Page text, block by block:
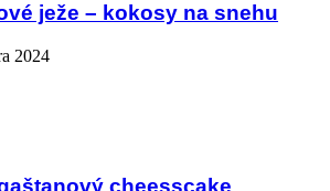
ježe – kokosy na snehu
2024
cheesscake